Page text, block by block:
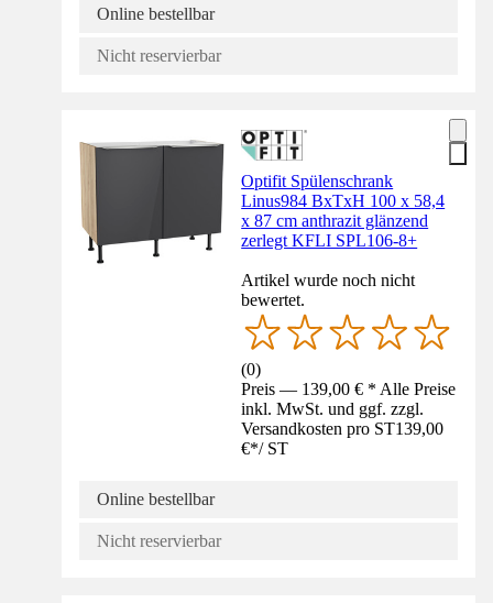
Online bestellbar
Nicht reservierbar
Optifit Spülenschrank
Linus984 BxTxH 100 x 58,4
x 87 cm anthrazit glänzend
zerlegt KFLI SPL106-8+
Artikel wurde noch nicht
bewertet.
(0)
Preis — 139,00 € * Alle Preise
inkl. MwSt. und ggf. zzgl.
Versandkosten pro ST139,00
€*/ ST
Online bestellbar
Nicht reservierbar